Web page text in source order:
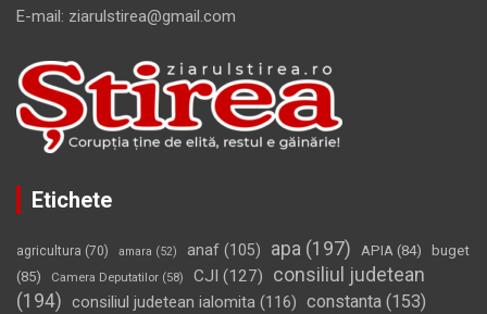
E-mail: ziarulstirea@gmail.com
Etichete
agricultura (70) amara (52) anaf (105) apa (197) APIA (84)
buget
(85)
Camera Deputatilor (58) CJI (127)
consiliul judetean
(194) consiliul judetean ialomita (116) constanta (153)